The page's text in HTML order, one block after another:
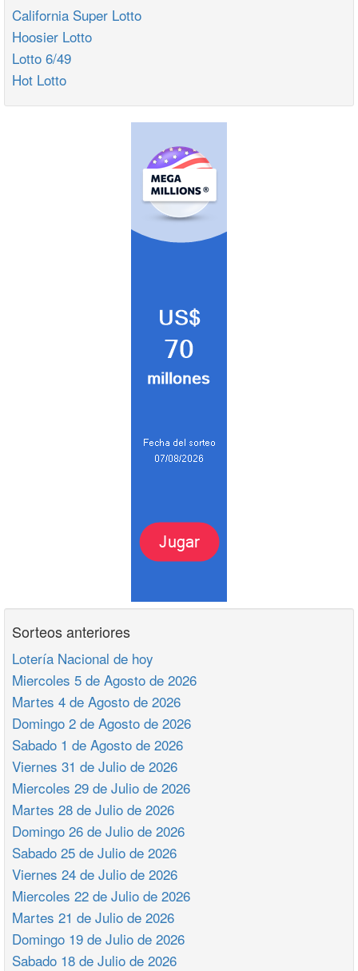
California Super Lotto
Hoosier Lotto
Lotto 6/49
Hot Lotto
Sorteos anteriores
Lotería Nacional de hoy
Miercoles 5 de Agosto de 2026
Martes 4 de Agosto de 2026
Domingo 2 de Agosto de 2026
Sabado 1 de Agosto de 2026
Viernes 31 de Julio de 2026
Miercoles 29 de Julio de 2026
Martes 28 de Julio de 2026
Domingo 26 de Julio de 2026
Sabado 25 de Julio de 2026
Viernes 24 de Julio de 2026
Miercoles 22 de Julio de 2026
Martes 21 de Julio de 2026
Domingo 19 de Julio de 2026
Sabado 18 de Julio de 2026